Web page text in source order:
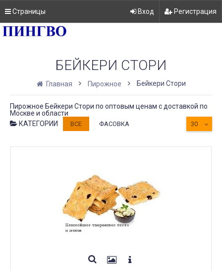
Страницы Вход Регистрация
БЕЙКЕРИ СТОРИ
Главная Пирожное Бейкери Стори
Пирожное Бейкери Стори по оптовым ценам с доставкой по
Москве и области
КАТЕГОРИИ
ВСЕ ФАСОВКА 30